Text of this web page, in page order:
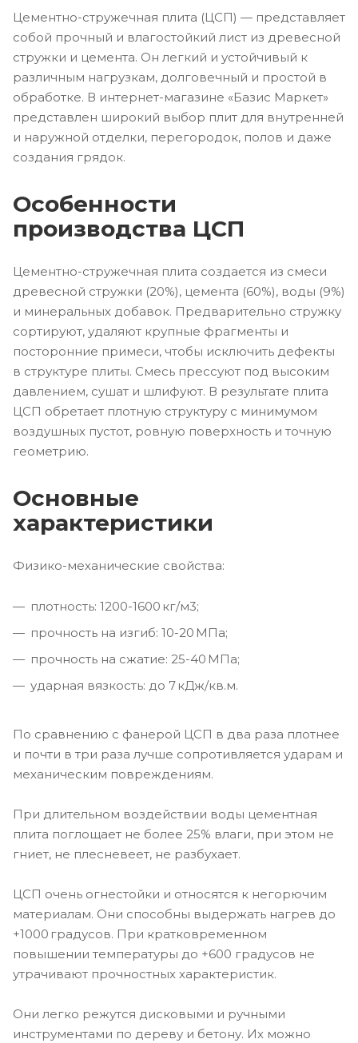
Цементно-стружечная плита (ЦСП) — представляет
собой прочный и влагостойкий лист из древесной
стружки и цемента. Он легкий и устойчивый к
различным нагрузкам, долговечный и простой в
обработке. В интернет-магазине «Базис Маркет»
представлен широкий выбор плит для внутренней
и наружной отделки, перегородок, полов и даже
создания грядок.
Особенности
производства ЦСП
Цементно-стружечная плита создается из смеси
древесной стружки (20%), цемента (60%), воды (9%)
и минеральных добавок. Предварительно стружку
сортируют, удаляют крупные фрагменты и
посторонние примеси, чтобы исключить дефекты
в структуре плиты. Смесь прессуют под высоким
давлением, сушат и шлифуют. В результате плита
ЦСП обретает плотную структуру с минимумом
воздушных пустот, ровную поверхность и точную
геометрию.
Основные
характеристики
Физико-механические свойства:
плотность: 1200-1600 кг/м3;
прочность на изгиб: 10-20 МПа;
прочность на сжатие: 25-40 МПа;
ударная вязкость: до 7 кДж/кв.м.
По сравнению с фанерой ЦСП в два раза плотнее
и почти в три раза лучше сопротивляется ударам и
механическим повреждениям.
При длительном воздействии воды цементная
плита поглощает не более 25% влаги, при этом не
гниет, не плесневеет, не разбухает.
ЦСП очень огнестойки и относятся к негорючим
материалам. Они способны выдержать нагрев до
+1000 градусов. При кратковременном
повышении температуры до +600 градусов не
утрачивают прочностных характеристик.
Они легко режутся дисковыми и ручными
инструментами по дереву и бетону. Их можно